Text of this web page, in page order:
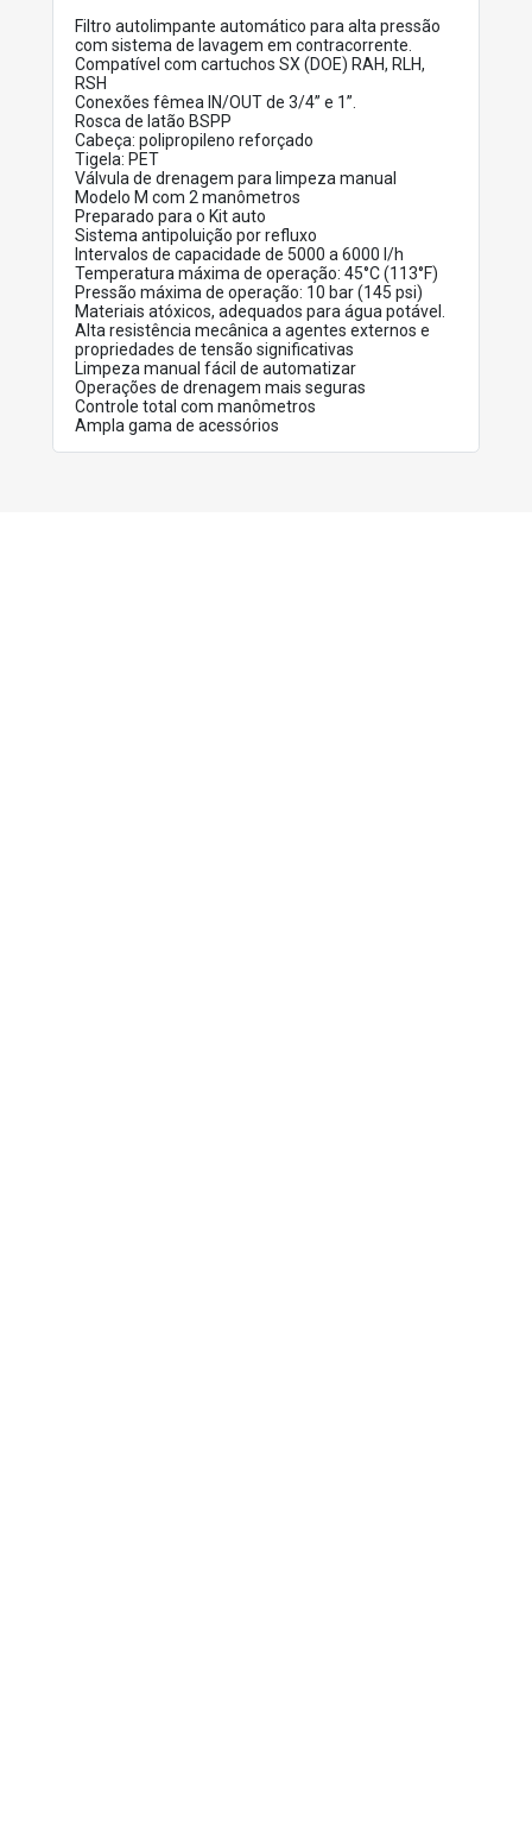
Filtro autolimpante automático para alta pressão
com sistema de lavagem em contracorrente.
Compatível com cartuchos SX (DOE) RAH, RLH,
RSH
Conexões fêmea IN/OUT de 3/4” e 1”.
Rosca de latão BSPP
Cabeça: polipropileno reforçado
Tigela: PET
Válvula de drenagem para limpeza manual
Modelo M com 2 manômetros
Preparado para o Kit auto
Sistema antipoluição por refluxo
Intervalos de capacidade de 5000 a 6000 l/h
Temperatura máxima de operação: 45°C (113°F)
Pressão máxima de operação: 10 bar (145 psi)
Materiais atóxicos, adequados para água potável.
Alta resistência mecânica a agentes externos e
propriedades de tensão significativas
Limpeza manual fácil de automatizar
Operações de drenagem mais seguras
Controle total com manômetros
Ampla gama de acessórios